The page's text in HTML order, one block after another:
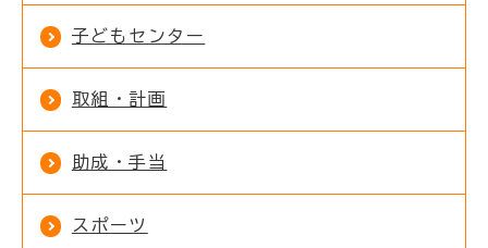
子どもセンター
取組・計画
助成・手当
スポーツ